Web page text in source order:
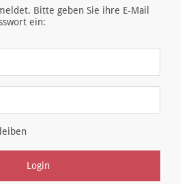
Bitte geben Sie ihre E-Mail
ein:
Login